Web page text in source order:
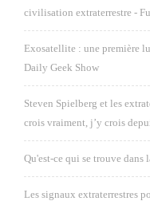
civilisation extraterrestre -
Exosatellite : une première
Daily Geek Show
Steven Spielberg et les
crois vraiment, j’y crois
Qu'est-ce qui se trouve dans
Les signaux extraterrestres